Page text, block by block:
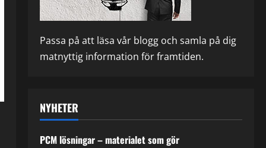
Passa på att läsa vår blogg och samla på dig
matnyttig information för framtiden.
NYHETER
PCM lösningar – materialet som gör